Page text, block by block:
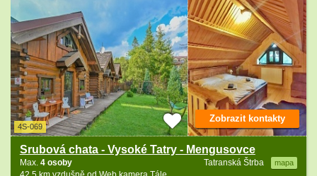
4S-069
Srubová chata - Vysoké Tatry - Mengusovce
Tatranská Štrba mapa
Max. 4 osoby
Zobrazit kontakty